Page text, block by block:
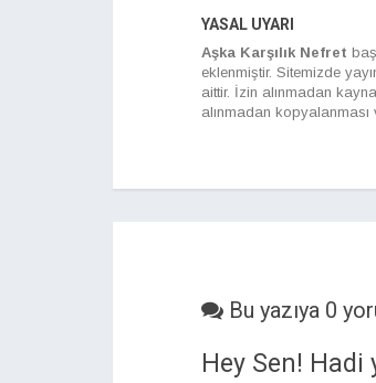
YASAL UYARI
Aşka Karşılık Nefret
eklenmiştir. Sitemizde
aittir. İzin alınmadan
alınmadan kopyalanması
Bu yazıya 0
Hey Sen! Hadi